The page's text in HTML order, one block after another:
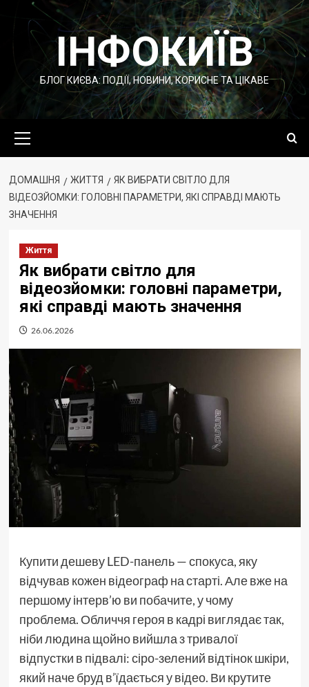
Перейти
ІНФОКИЇВ
БЛОГ КИЄВА: ПОДІЇ, НОВИНИ, КОРИСНЕ ТА ЦІКАВЕ
меню
ДОМАШНЯ ЖИТТЯ
ЯК ВИБРАТИ СВІТЛО ДЛЯ
ВІДЕОЗЙОМКИ: ГОЛОВНІ ПАРАМЕТРИ, ЯКІ СПРАВДІ МАЮТЬ
ЗНАЧЕННЯ
Життя
Як вибрати світло для
відеозйомки: головні параметри,
які справді мають значення
26.06.2026
Купити дешеву LED-панель — спокуса, яку
відчував кожен відеограф на старті. Але вже на
першому інтерв’ю ви побачите, у чому
проблема. Обличчя героя в кадрі виглядає так,
ніби людина щойно вийшла з тривалої
відпустки в підвалі: сіро-зелений відтінок шкіри,
який наче бруд в’їдається у відео. Ви крутите